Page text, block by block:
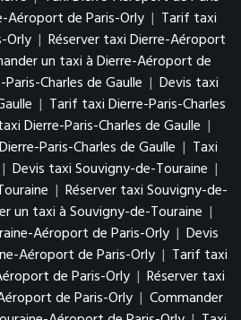
Aéroport de Paris-Orly | Tarif taxi
Orly | Réserver taxi Dierre-Aéroport
un taxi à Dierre-Aéroport de
Charles de Gaulle | Devis taxi
| Tarif taxi Dierre-Paris-Charles
Dierre-Paris-Charles de Gaulle |
Paris-Charles de Gaulle | Taxi
| Devis taxi Souvigny-de-Touraine |
| Réserver taxi Souvigny-de-
un taxi à Souvigny-de-Touraine |
Aéroport de Paris-Orly | Devis
Aéroport de Paris-Orly | Tarif taxi
de Paris-Orly | Réserver taxi
de Paris-Orly | Commander